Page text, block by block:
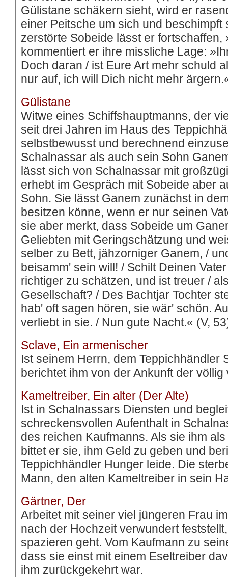
Gülistane schäkern sieht, wird er
einer Peitsche um sich und beschimpft
zerstörte Sobeide lässt er fortschaffen,
kommentiert er ihre missliche Lage:
Doch daran / ist Eure Art mehr schuld
nur auf, ich will Dich nicht mehr
Gülistane
Witwe eines Schiffshauptmanns, der
seit drei Jahren im Haus des
selbstbewusst und berechnend
Schalnassar als auch sein Sohn
lässt sich von Schalnassar mit
erhebt im Gespräch mit Sobeide aber
Sohn. Sie lässt Ganem zunächst in
besitzen könne, wenn er nur seinen
sie aber merkt, dass Sobeide um
Geliebten mit Geringschätzung und
selber zu Bett, jähzorniger Ganem, /
beisamm' sein will! / Schilt Deinen
richtiger zu schätzen, und ist treuer /
Gesellschaft? / Des Bachtjar Tochter
hab' oft sagen hören, sie wär' schön.
verliebt in sie. / Nun gute Nacht.« (V,
Sclave, Ein armenischer
Ist seinem Herrn, dem Teppichhändler
berichtet ihm von der Ankunft der
Kameltreiber, Ein alter (Der Alte)
Ist in Schalnassars Diensten und
schreckensvollen Aufenthalt in
des reichen Kaufmanns. Als sie ihm
bittet er sie, ihm Geld zu geben und
Teppichhändler Hunger leide. Die
Mann, den alten Kameltreiber in sein
Gärtner, Der
Arbeitet mit seiner viel jüngeren Frau
nach der Hochzeit verwundert
spazieren geht. Vom Kaufmann zu
dass sie einst mit einem Eseltreiber
ihm zurückgekehrt war.